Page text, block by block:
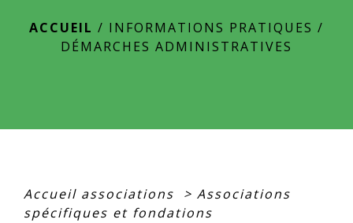
ACCUEIL / INFORMATIONS PRATIQUES /
DÉMARCHES ADMINISTRATIVES
Accueil associations > Associations
spécifiques et fondations